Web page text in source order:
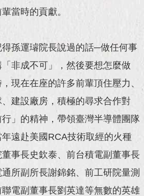
當時的貢獻。
孫運璿院長說過的話─做任何事
非成不可」，然後要想怎麼做
現在在座的許多前輩頂住壓力、
建設廠房，積極的尋求合作對
」的精神，帶領臺灣半導體團隊
遠赴美國RCA技術取經的火種
事長史欽泰、前台積電副董事長
所副所長謝錦銘、前工研院量測
電副董事長劉英達等無數的英雄